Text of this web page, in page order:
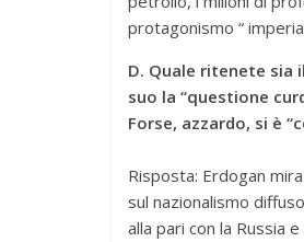
protagonismo “
D. Quale ritenete sia
suo la “questione
Forse, azzardo, si è
Risposta: Erdogan
sul nazionalismo
alla pari con la Russia